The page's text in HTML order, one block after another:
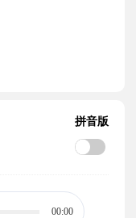
拼音版
00:00